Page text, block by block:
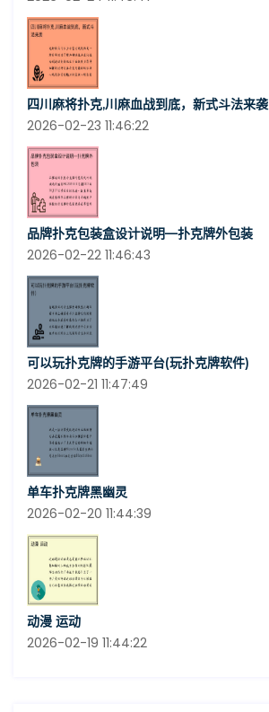
四川麻将扑克,川麻血战到底，新式斗法来袭
2026-02-23 11:46:22
品牌扑克包装盒设计说明—扑克牌外包装
2026-02-22 11:46:43
可以玩扑克牌的手游平台(玩扑克牌软件)
2026-02-21 11:47:49
单车扑克牌黑幽灵
2026-02-20 11:44:39
动漫 运动
2026-02-19 11:44:22